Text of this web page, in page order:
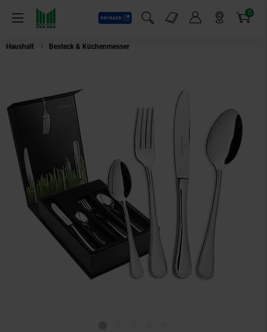
Menü
Payback
Suchfeld einblenden
Markt-Angebote 0
Artikel
Haushalt Besteck & Küchenmesser